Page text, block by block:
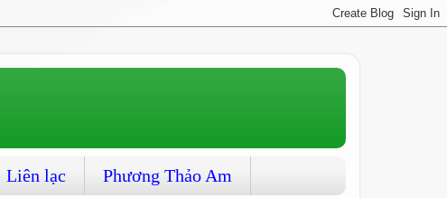
Liên lạc Phương Thảo Am